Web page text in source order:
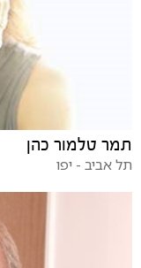
תמר טלמור כהן
תל אביב - יפו